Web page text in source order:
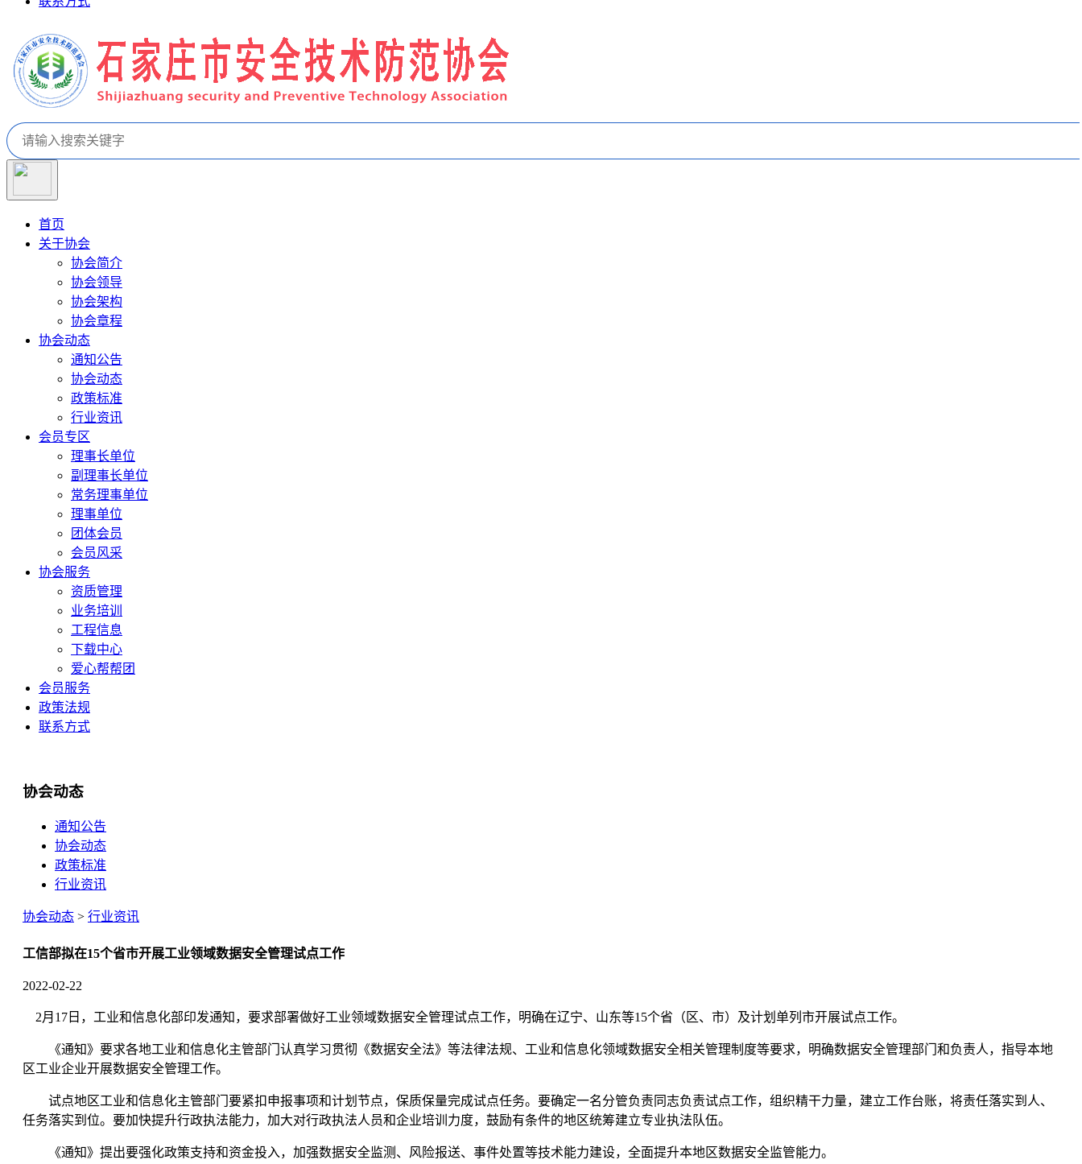
首页
关于协会
协会简介
协会领导
协会架构
协会章程
协会动态
通知公告
协会动态
政策标准
行业资讯
会员专区
理事长单位
副理事长单位
常务理事单位
理事单位
团体会员
会员风采
协会服务
资质管理
业务培训
工程信息
下载中心
爱心帮帮团
会员服务
政策法规
联系方式
协会动态
通知公告
协会动态
政策标准
行业资讯
协会动态 > 行业资讯
工信部拟在15个省市开展工业领域数据安全管理试点工作
2022-02-22
2月17日，工业和信息化部印发通知，要求部署做好工业领域数据安全管理试点工作，明确在辽宁、山东等15个省（区、市）及计划单列市开展试点工作。
《通知》要求各地工业和信息化主管部门认真学习贯彻《数据安全法》等法律法规、工业和信息化领域数据安全相关管理制度等要求，明确数据安全管理部门和负责人，指导本地
区工业企业开展数据安全管理工作。
试点地区工业和信息化主管部门要紧扣申报事项和计划节点，保质保量完成试点任务。要确定一名分管负责同志负责试点工作，组织精干力量，建立工作台账，将责任落实到人、
任务落实到位。要加快提升行政执法能力，加大对行政执法人员和企业培训力度，鼓励有条件的地区统筹建立专业执法队伍。
《通知》提出要强化政策支持和资金投入，加强数据安全监测、风险报送、事件处置等技术能力建设，全面提升本地区数据安全监管能力。